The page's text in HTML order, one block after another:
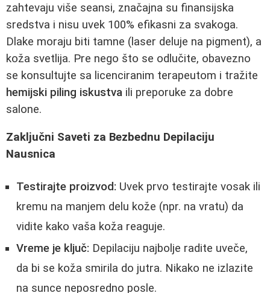
zahtevaju više seansi, značajna su finansijska
sredstva i nisu uvek 100% efikasni za svakoga.
Dlake moraju biti tamne (laser deluje na pigment), a
koža svetlija. Pre nego što se odlučite, obavezno
se konsultujte sa licenciranim terapeutom i tražite
hemijski piling iskustva ili preporuke za dobre
salone.
Zaključni Saveti za Bezbednu Depilaciju
Nausnica
Testirajte proizvod: Uvek prvo testirajte vosak ili
kremu na manjem delu kože (npr. na vratu) da
vidite kako vaša koža reaguje.
Vreme je ključ: Depilaciju najbolje radite uveče,
da bi se koža smirila do jutra. Nikako ne izlazite
na sunce neposredno posle.